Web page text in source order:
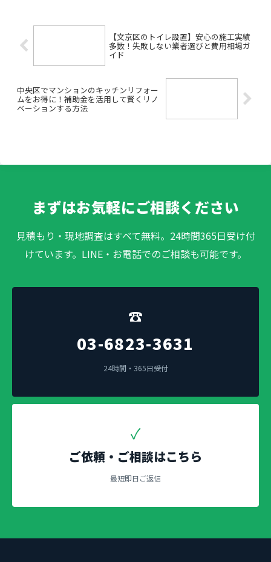
【文京区のトイレ設置】安心の施工実績
多数！失敗しない業者選びと費用相場ガ
イド
中央区でマンションのキッチンリフォー
ムをお得に！補助金を活用して賢くリノ
ベーションする方法
まずはお気軽にご相談ください
見積もり・現地調査はすべて無料。24時間365日受け付
けています。LINE・お電話でのご相談も可能です。
☎
03-6823-3631
24時間・365日受付
✓
ご依頼・ご相談はこちら
最短即日ご返信